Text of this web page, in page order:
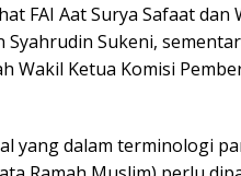
FAI Aat Surya Safaat
Syahrudin Sukeni,
Wakil Ketua Komisi
yang dalam terminologi